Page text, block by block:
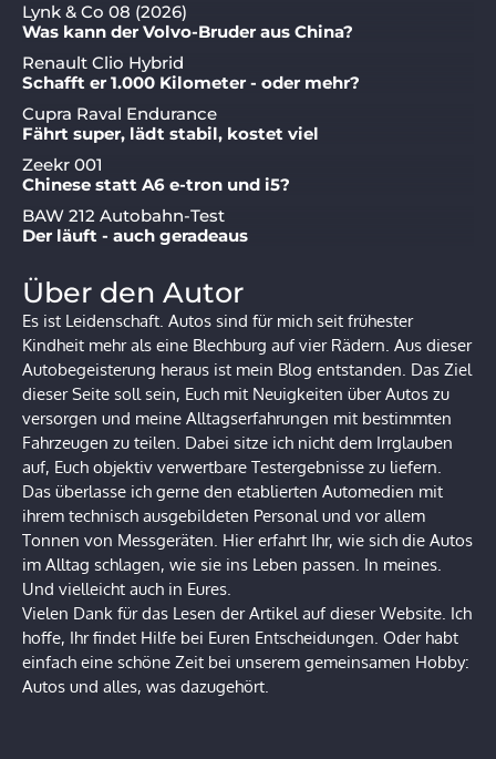
Lynk & Co 08 (2026)
Was kann der Volvo-Bruder aus China?
Renault Clio Hybrid
Schafft er 1.000 Kilometer - oder mehr?
Cupra Raval Endurance
Fährt super, lädt stabil, kostet viel
Zeekr 001
Chinese statt A6 e-tron und i5?
BAW 212 Autobahn-Test
Der läuft - auch geradeaus
Über den Autor
Es ist Leidenschaft. Autos sind für mich seit frühester
Kindheit mehr als eine Blechburg auf vier Rädern. Aus dieser
Autobegeisterung heraus ist mein Blog entstanden. Das Ziel
dieser Seite soll sein, Euch mit Neuigkeiten über Autos zu
versorgen und meine Alltagserfahrungen mit bestimmten
Fahrzeugen zu teilen. Dabei sitze ich nicht dem Irrglauben
auf, Euch objektiv verwertbare Testergebnisse zu liefern.
Das überlasse ich gerne den etablierten Automedien mit
ihrem technisch ausgebildeten Personal und vor allem
Tonnen von Messgeräten. Hier erfahrt Ihr, wie sich die Autos
im Alltag schlagen, wie sie ins Leben passen. In meines.
Und vielleicht auch in Eures.
Vielen Dank für das Lesen der Artikel auf dieser Website. Ich
hoffe, Ihr findet Hilfe bei Euren Entscheidungen. Oder habt
einfach eine schöne Zeit bei unserem gemeinsamen Hobby:
Autos und alles, was dazugehört.